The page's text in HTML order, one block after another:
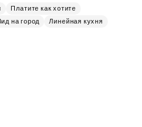
Платите как хотите
на город Линейная кухня